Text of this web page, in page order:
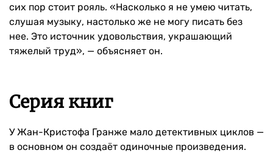
сих пор стоит рояль. «Насколько я не умею читать,
слушая музыку, настолько же не могу писать без
нее. Это источник удовольствия, украшающий
тяжелый труд», — объясняет он.
Серия книг
У Жан-Кристофа Гранже мало детективных циклов —
в основном он создаёт одиночные произведения.